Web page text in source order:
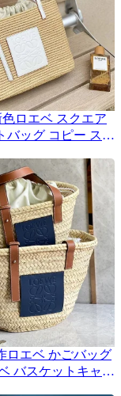
ロエベ スクエア
バッグ コピー スモ
ア&amp;カーフ)
ロエベ かごバッグ
バスケットキャリ
モール loy08401